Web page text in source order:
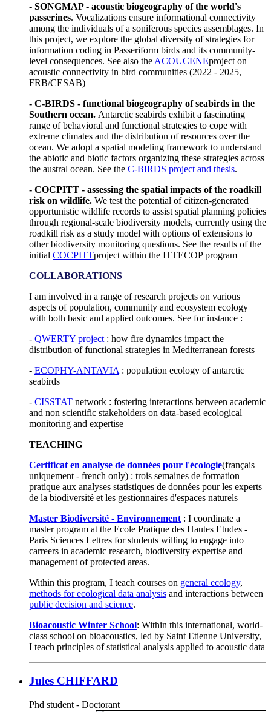
- SONGMAP - acoustic biogeography of the world's
passerines. Vocalizations ensure informational connectivity
among the individuals of a soniferous species assemblages. In
this project, we explore the global diversity of strategies for
information coding in Passeriform birds and its community-
level consequences. See also the ACOUCENEproject on
acoustic connectivity in bird communities (2022 - 2025,
FRB/CESAB)
- C-BIRDS - functional biogeography of seabirds in the
Southern ocean. Antarctic seabirds exhibit a fascinating
range of behavioral and functional strategies to cope with
extreme climates and the distribution of resources over the
ocean. We adopt a spatial modeling framework to understand
the abiotic and biotic factors organizing these strategies across
the austral ocean. See the C-BIRDS project and thesis.
- COCPITT - assessing the spatial impacts of the roadkill
risk on wildlife. We test the potential of citizen-generated
opportunistic wildlife records to assist spatial planning policies
through regional-scale biodiversity models, currently using the
roadkill risk as a study model with options of extensions to
other biodiversity monitoring questions. See the results of the
initial COCPITTproject within the ITTECOP program
COLLABORATIONS
I am involved in a range of research projects on various
aspects of population, community and ecosystem ecology
with both basic and applied outcomes. See for instance :
- QWERTY project : how fire dynamics impact the
distribution of functional strategies in Mediterranean forests
- ECOPHY-ANTAVIA : population ecology of antarctic
seabirds
- CISSTAT network : fostering interactions between academic
and non scientific stakeholders on data-based ecological
monitoring and expertise
TEACHING
Certificat en analyse de données pour l'écologie(français
uniquement - french only) : trois semaines de formation
pratique aux analyses statistiques de données pour les experts
de la biodiversité et les gestionnaires d'espaces naturels
Master Biodiversité - Environnement : I coordinate a
master program at the Ecole Pratique des Hautes Etudes -
Paris Sciences Lettres for students willing to engage into
carreers in academic research, biodiversity expertise and
management of protected areas.
Within this program, I teach courses on general ecology,
methods for ecological data analysis and interactions between
public decision and science.
Bioacoustic Winter School: Within this international, world-
class school on bioacoustics, led by Saint Etienne University,
I teach principles of statistical analysis applied to acoustic data
Jules CHIFFARD
Phd student - Doctorant